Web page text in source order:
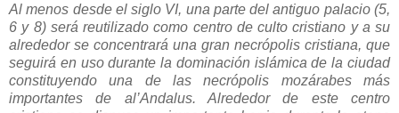
Al menos desde el siglo VI, una parte del antiguo palacio (5,
6 y 8) será reutilizado como centro de culto cristiano y a su
alrededor se concentrará una gran necrópolis cristiana, que
seguirá en uso durante la dominación islámica de la ciudad
constituyendo una de las necrópolis mozárabes más
importantes de al’Andalus. Alrededor de este centro